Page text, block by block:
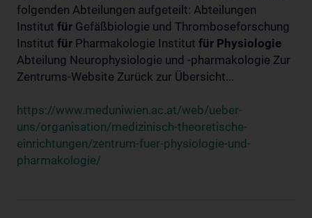
folgenden Abteilungen aufgeteilt: Abteilungen
Institut für Gefäßbiologie und Thromboseforschung
Institut für Pharmakologie Institut für Physiologie
Abteilung Neurophysiologie und -pharmakologie Zur
Zentrums-Website Zurück zur Übersicht...
https://www.meduniwien.ac.at/web/ueber-
uns/organisation/medizinisch-theoretische-
einrichtungen/zentrum-fuer-physiologie-und-
pharmakologie/